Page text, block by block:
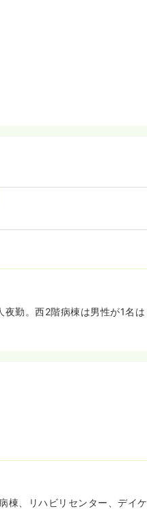
勤。西2階病棟は男性が1名は
棟、リハビリセンター、デイケ